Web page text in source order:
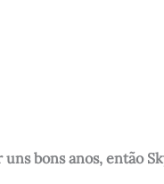
bons anos, então